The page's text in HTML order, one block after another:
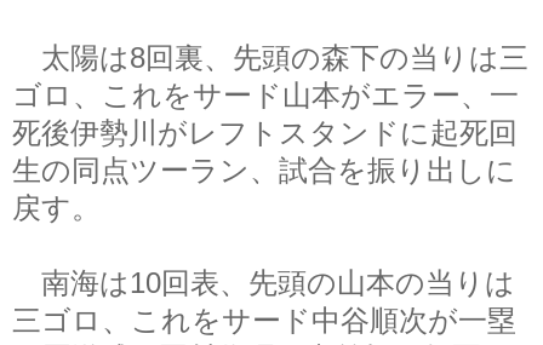
太陽は8回裏、先頭の森下の当りは三
ゴロ、これをサード山本がエラー、一
死後伊勢川がレフトスタンドに起死回
生の同点ツーラン、試合を振り出しに
戻す。
南海は10回表、先頭の山本の当りは
三ゴロ、これをサード中谷順次が一塁